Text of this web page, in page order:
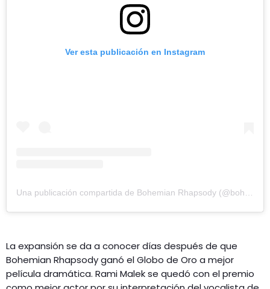
Ver esta publicación en Instagram
Una publicación compartida de Bohemian Rhapsody (@bohemianrhapsodymovie)
La expansión se da a conocer días después de que
Bohemian Rhapsody ganó el Globo de Oro a mejor
película dramática. Rami Malek se quedó con el premio